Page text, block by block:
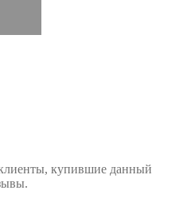
купившие данный